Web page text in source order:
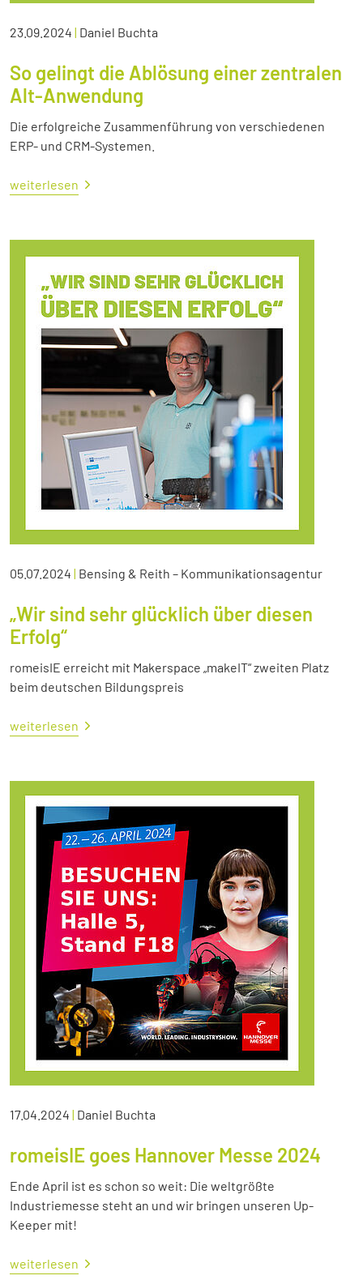
23.09.2024 | Daniel Buchta
So gelingt die Ablösung einer zentralen
Alt-Anwendung
Die erfolgreiche Zusammenführung von verschiedenen
ERP- und CRM-Systemen.
weiterlesen
05.07.2024 | Bensing & Reith – Kommunikationsagentur
„Wir sind sehr glücklich über diesen
Erfolg“
romeisIE erreicht mit Makerspace „makeIT“ zweiten Platz
beim deutschen Bildungspreis
weiterlesen
17.04.2024 | Daniel Buchta
romeisIE goes Hannover Messe 2024
Ende April ist es schon so weit: Die weltgrößte
Industriemesse steht an und wir bringen unseren Up-
Keeper mit!
weiterlesen